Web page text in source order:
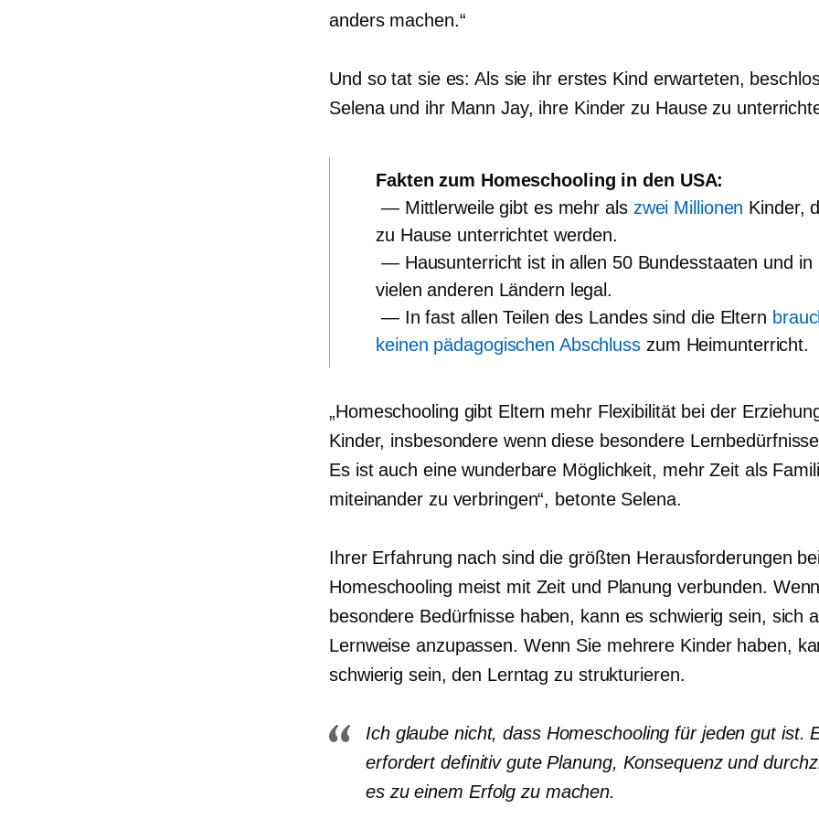
anders machen.“
Und so tat sie es: Als sie ihr erstes Kind erwarteten,
Selena und ihr Mann Jay, ihre Kinder zu Hause zu
Fakten zum Homeschooling in den USA:
— Mittlerweile gibt es mehr als zwei Millionen Kinder,
zu Hause unterrichtet werden.
— Hausunterricht ist in allen 50 Bundesstaaten und in
vielen anderen Ländern legal.
— In fast allen Teilen des Landes sind die Eltern
keinen pädagogischen Abschluss zum Heimunterricht.
„Homeschooling gibt Eltern mehr Flexibilität bei der
Kinder, insbesondere wenn diese besondere
Es ist auch eine wunderbare Möglichkeit, mehr Zeit als
miteinander zu verbringen“, betonte Selena.
Ihrer Erfahrung nach sind die größten Herausforderungen
Homeschooling meist mit Zeit und Planung verbunden.
besondere Bedürfnisse haben, kann es schwierig sein, sich
Lernweise anzupassen. Wenn Sie mehrere Kinder haben,
schwierig sein, den Lerntag zu strukturieren.
Ich glaube nicht, dass Homeschooling für jeden gut ist.
erfordert definitiv gute Planung, Konsequenz und
es zu einem Erfolg zu machen.